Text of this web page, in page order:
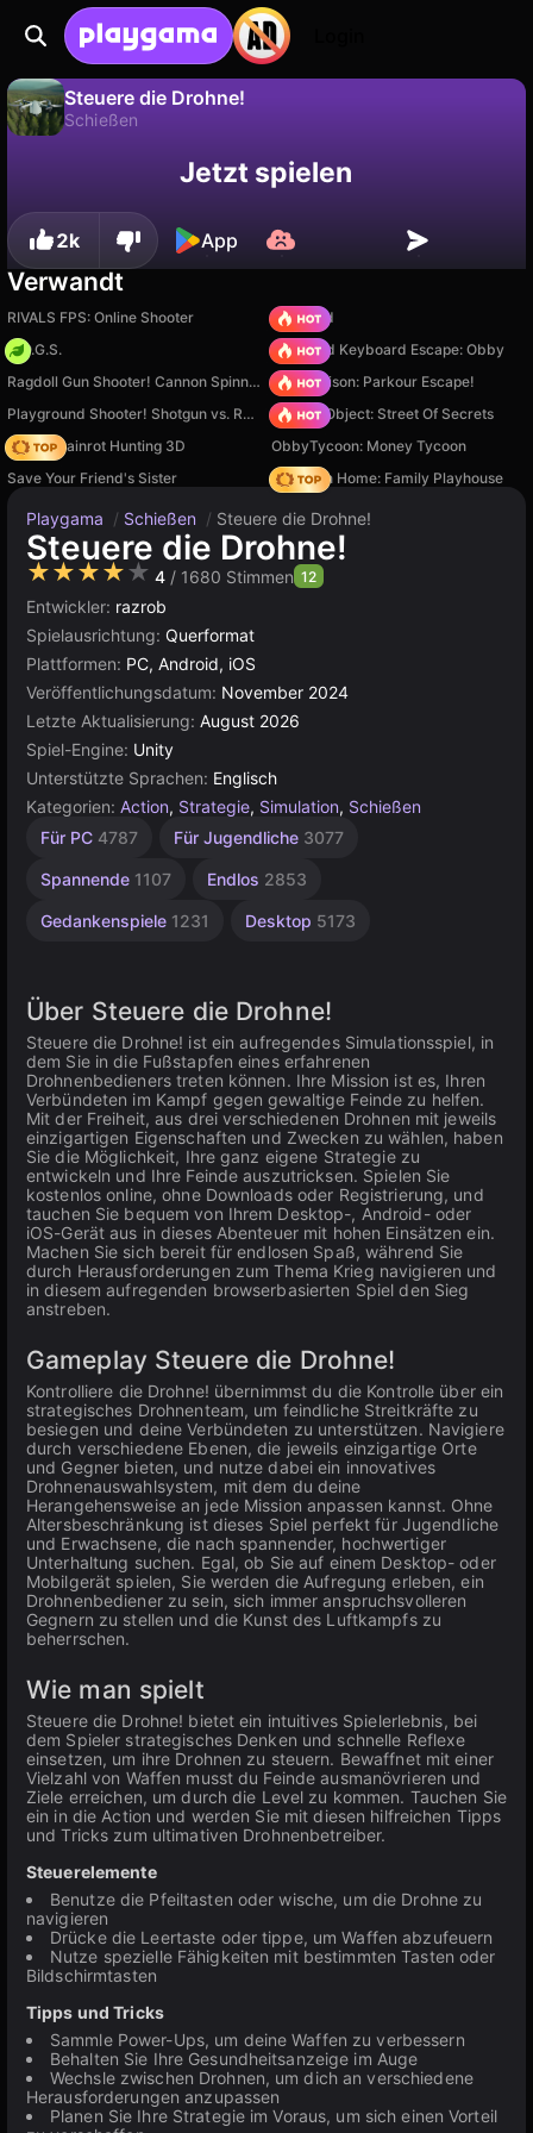
Steuere die Drohne!
Schießen
speichern!
Nein
Jetzt spielen
2k App
Verwandt
RIVALS FPS: Online Shooter
TB World
H.O.G.S.
+1 Speed Keyboard Escape: Obby
Ragdoll Gun Shooter! Cannon Spinner Playground
Barry Prison: Parkour Escape!
Playground Shooter! Shotgun vs. Ragdolls!
Hidden Object: Street Of Secrets
Italian Brainrot Hunting 3D
ObbyTycoon: Money Tycoon
Save Your Friend's Sister
My Town Home: Family Playhouse
Playgama / Schießen / Steuere die Drohne!
Steuere die Drohne!
★★★★★ 4 / 1680 Stimmen 12
Entwickler: razrob
Spielausrichtung: Querformat
Plattformen: PC, Android, iOS
Veröffentlichungsdatum: November 2024
Letzte Aktualisierung: August 2026
Spiel-Engine: Unity
Unterstützte Sprachen: Englisch
Kategorien: Action, Strategie, Simulation, Schießen
Für PC 4787 Für Jugendliche 3077
Spannende 1107 Endlos 2853
Gedankenspiele 1231 Desktop 5173
Für 1
4125
Indie
Hochwertige
Soldaten
Browser
Unity
3177
Über Steuere die Drohne!
Steuere die Drohne! ist ein aufregendes Simulationsspiel, in
dem Sie in die Fußstapfen eines erfahrenen
Drohnenbedieners treten können. Ihre Mission ist es, Ihren
Verbündeten im Kampf gegen gewaltige Feinde zu helfen.
Mit der Freiheit, aus drei verschiedenen Drohnen mit jeweils
einzigartigen Eigenschaften und Zwecken zu wählen, haben
Sie die Möglichkeit, Ihre ganz eigene Strategie zu
entwickeln und Ihre Feinde auszutricksen. Spielen Sie
kostenlos online, ohne Downloads oder Registrierung, und
tauchen Sie bequem von Ihrem Desktop-, Android- oder
iOS-Gerät aus in dieses Abenteuer mit hohen Einsätzen ein.
Machen Sie sich bereit für endlosen Spaß, während Sie
durch Herausforderungen zum Thema Krieg navigieren und
in diesem aufregenden browserbasierten Spiel den Sieg
anstreben.
Gameplay Steuere die Drohne!
Kontrolliere die Drohne! übernimmst du die Kontrolle über ein
strategisches Drohnenteam, um feindliche Streitkräfte zu
besiegen und deine Verbündeten zu unterstützen. Navigiere
durch verschiedene Ebenen, die jeweils einzigartige Orte
und Gegner bieten, und nutze dabei ein innovatives
Drohnenauswahlsystem, mit dem du deine
Herangehensweise an jede Mission anpassen kannst. Ohne
Altersbeschränkung ist dieses Spiel perfekt für Jugendliche
und Erwachsene, die nach spannender, hochwertiger
Unterhaltung suchen. Egal, ob Sie auf einem Desktop- oder
Mobilgerät spielen, Sie werden die Aufregung erleben, ein
Drohnenbediener zu sein, sich immer anspruchsvolleren
Gegnern zu stellen und die Kunst des Luftkampfs zu
beherrschen.
Wie man spielt
Steuere die Drohne! bietet ein intuitives Spielerlebnis, bei
dem Spieler strategisches Denken und schnelle Reflexe
einsetzen, um ihre Drohnen zu steuern. Bewaffnet mit einer
Vielzahl von Waffen musst du Feinde ausmanövrieren und
Ziele erreichen, um durch die Level zu kommen. Tauchen Sie
ein in die Action und werden Sie mit diesen hilfreichen Tipps
und Tricks zum ultimativen Drohnenbetreiber.
Steuerelemente
Benutze die Pfeiltasten oder wische, um die Drohne zu
navigieren
Drücke die Leertaste oder tippe, um Waffen abzufeuern
Nutze spezielle Fähigkeiten mit bestimmten Tasten oder
Bildschirmtasten
Tipps und Tricks
Sammle Power-Ups, um deine Waffen zu verbessern
Behalten Sie Ihre Gesundheitsanzeige im Auge
Wechsle zwischen Drohnen, um dich an verschiedene
Herausforderungen anzupassen
Planen Sie Ihre Strategie im Voraus, um sich einen Vorteil